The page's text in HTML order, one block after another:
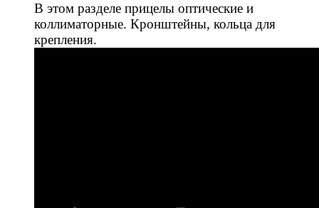
В этом разделе прицелы оптические и
коллиматорные. Кронштейны, кольца для
крепления.